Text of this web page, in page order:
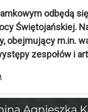
odbędą
Świętojańskiej.
obejmujący m.in.
zespołów i